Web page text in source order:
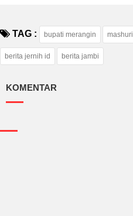
TAG : bupati merangin mashuri
berita jernih id berita jambi
KOMENTAR